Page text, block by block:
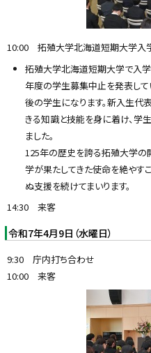
10:00 拓殖大学北海道短期大学入
拓殖大学北海道短期大学で入学
年度の学生募集中止を発表して
後の学生になります。新入生代
きる知識と技能を身に着け、学
ました。
125年の歴史を誇る拓殖大学
学が果たしてきた使命を絶やす
ぬ支援を続けてまいります。
14:30 来客
令和7年4月9日（水曜日）
9:30 庁内打ち合わせ
10:00 来客